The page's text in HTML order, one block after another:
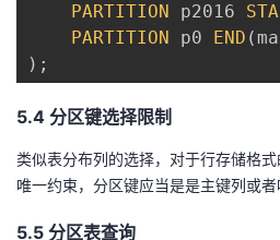
PARTITION p2016
PARTITION p0 END (
) ;
5.4 分区键选择限制
类似表分布列的选择，对于行存储格
唯一约束，分区键应当是是主键列或者
5.5 分区表查询